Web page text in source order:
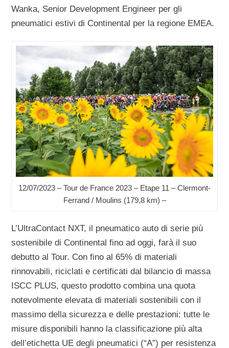
Wanka, Senior Development Engineer per gli
pneumatici estivi di Continental per la regione EMEA.
12/07/2023 – Tour de France 2023 – Etape 11 – Clermont-
Ferrand / Moulins (179,8 km) –
L’UltraContact NXT, il pneumatico auto di serie più
sostenibile di Continental fino ad oggi, farà il suo
debutto al Tour. Con fino al 65% di materiali
rinnovabili, riciclati e certificati dal bilancio di massa
ISCC PLUS, questo prodotto combina una quota
notevolmente elevata di materiali sostenibili con il
massimo della sicurezza e delle prestazioni: tutte le
misure disponibili hanno la classificazione più alta
dell’etichetta UE degli pneumatici (“A”) per resistenza